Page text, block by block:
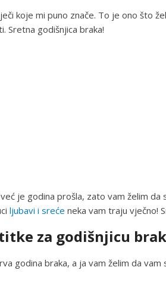
koje mi puno znače. To je ono što
Sretna godišnjica braka!
je godina prošla, zato vam želim
ljubavi i sreće neka vam traju vječno!
za godišnjicu
godina braka, a ja vam želim da